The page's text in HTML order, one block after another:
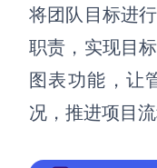
将团队目标进
职责，实现目
图表功能，让
况，推进项目流